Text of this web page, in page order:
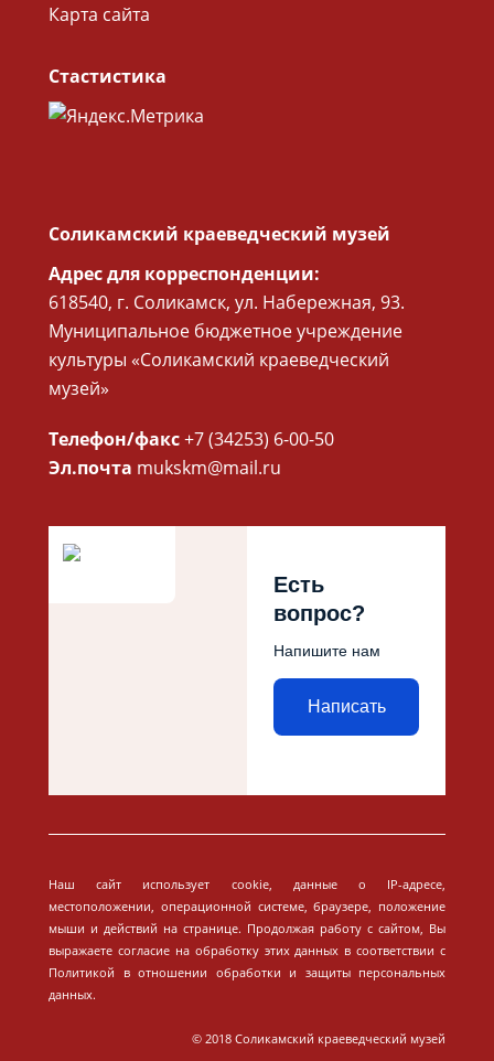
Карта сайта
Стастистика
Соликамский краеведческий музей
Адрес для корреспонденции:
618540, г. Соликамск, ул. Набережная, 93.
Муниципальное бюджетное учреждение
культуры «Соликамский краеведческий
музей»
Телефон/факс+7 (34253) 6-00-50
Эл.почта mukskm@mail.ru
Есть
вопрос?
Напишите нам
Написать
Наш сайт использует cookie, данные о IP-адресе,
местоположении, операционной системе, браузере, положение
мыши и действий на странице. Продолжая работу с сайтом, Вы
выражаете согласие на обработку этих данных в соответствии с
Политикой в отношении обработки и защиты персональных
данных.
© 2018 Соликамский краеведческий музей